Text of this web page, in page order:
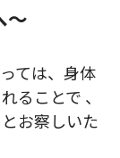
～
ては、身体
ることで 、
お察しいた